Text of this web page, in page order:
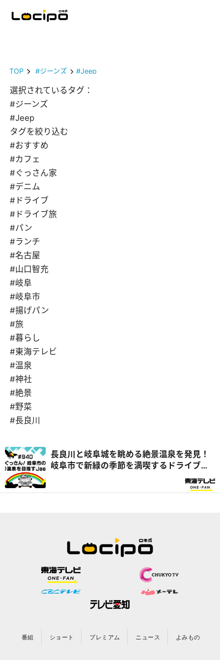
TOP #ジーンズ #Jeep
選択されているタグ：
#ジーンズ
#Jeep
タグを絞り込む
#おすすめ
#カフェ
#ぐっさん家
#デニム
#ドライブ
#ドライブ旅
#パン
#ランチ
#名古屋
#山口智充
#岐阜
#岐阜市
#揚げパン
#旅
#暮らし
#東海テレビ
#温泉
#神社
#絶景
#野菜
#長良川
長良川と岐阜城を眺める絶景温泉を発見！
岐阜市で新緑の季節を満喫するドライブ旅
番組 ショート プレミアム ニュース よみもの